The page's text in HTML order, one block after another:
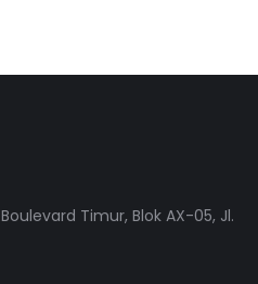
Timur, Blok AX-05, Jl.